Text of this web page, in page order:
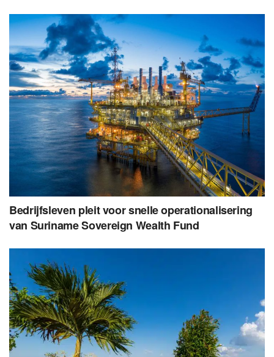
Bedrijfsleven pleit voor snelle operationalisering
van Suriname Sovereign Wealth Fund